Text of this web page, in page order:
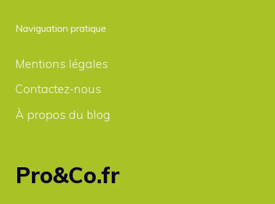
Naviguation pratique
Mentions légales
Contactez-nous
À propos du blog
Pro&Co.fr